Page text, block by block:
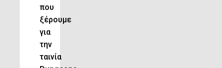
που
ξέρουμε
για
την
ταινία